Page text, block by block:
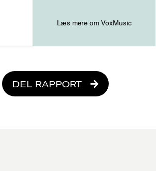
Læs mere om VoxMusic
DEL RAPPORT